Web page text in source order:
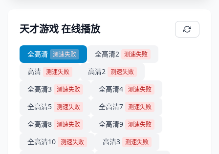
天才游戏 在线播放
全高清 测速失败 全高清2 测速失败
高清 测速失败 高清2 测速失败
全高清3 测速失败 全高清4 测速失败
全高清5 测速失败 全高清7 测速失败
全高清8 测速失败 全高清9 测速失败
全高清10 测速失败 高清3 测速失败